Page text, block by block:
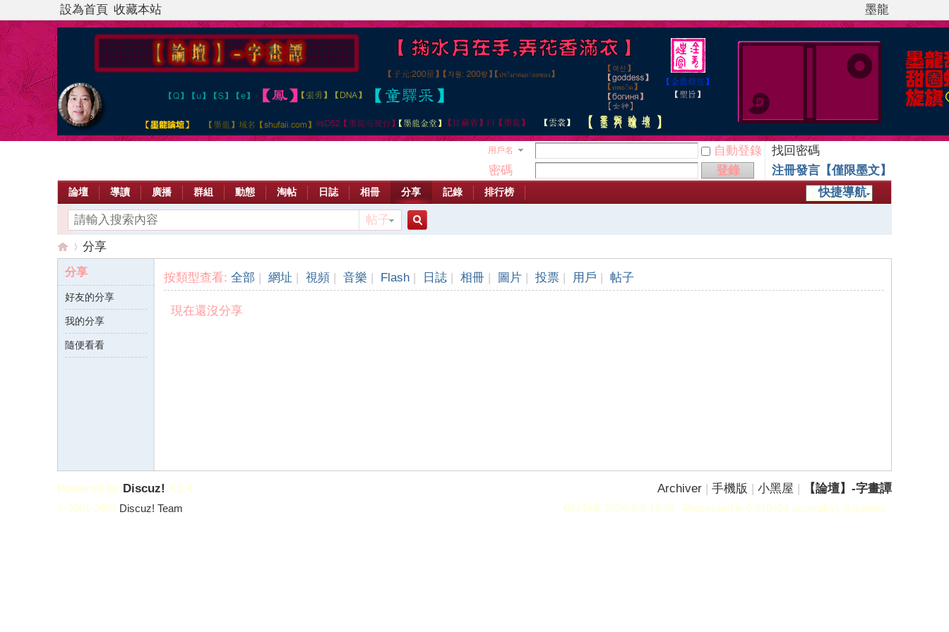
設為首頁 收藏本站 墨龍
用戶名 自動登錄
找回密碼
密碼
登錄
注冊發言【僅限墨文】
快捷導航
論壇 導讀 廣播 群組 動態 淘帖 日誌 相冊 分享 記錄 排行榜
帖子
【›
分享
分享
好友的分享
我的分享
隨便看看
按類型查看: 全部 | 網址 | 視頻 | 音樂 | Flash | 日誌 | 相冊 | 圖片 | 投票 | 用戶 | 帖子
現在還沒分享
Archiver | 手機版 | 小黑屋 | 【論壇】-字畫譚
GMT+8, 2026-8-8 13:48 , Processed in 0.010424 second(s), 9 queries .
Powered by Discuz! X3.4
© 2001-2023 Discuz! Team.